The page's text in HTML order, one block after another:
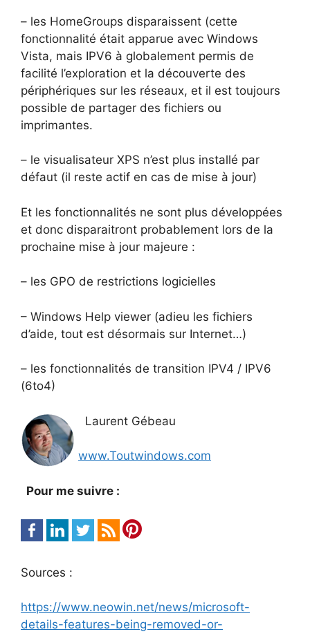
– les HomeGroups disparaissent (cette
fonctionnalité était apparue avec Windows
Vista, mais IPV6 à globalement permis de
facilité l’exploration et la découverte des
périphériques sur les réseaux, et il est toujours
possible de partager des fichiers ou
imprimantes.
– le visualisateur XPS n’est plus installé par
défaut (il reste actif en cas de mise à jour)
Et les fonctionnalités ne sont plus développées
et donc disparaitront probablement lors de la
prochaine mise à jour majeure :
– les GPO de restrictions logicielles
– Windows Help viewer (adieu les fichiers
d’aide, tout est désormais sur Internet…)
– les fonctionnalités de transition IPV4 / IPV6
(6to4)
Laurent Gébeau
www.Toutwindows.com
Pour me suivre :
Sources :
https://www.neowin.net/news/microsoft-
details-features-being-removed-or-